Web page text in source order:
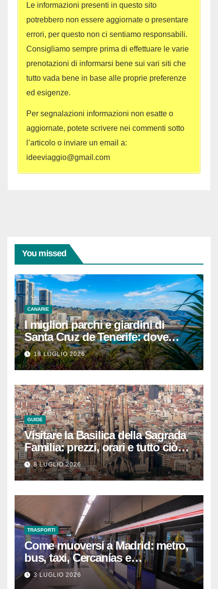
Le informazioni presenti in questo sito
potrebbero non essere aggiornate o presentare
errori, per questo non ci sentiamo responsabili.
Consigliamo sempre prima di effettuare le varie
prenotazioni di informarsi bene sui vari siti che
tutto vada bene in base alle proprie preferenze
ed esigenze.
Per segnalazioni informazioni non esatte o
aggiornate, potete scrivere nei commenti sotto
l’articolo o inviare un email a:
ideeviaggio@gmail.com
You missed
CANARIE
I migliori parchi e giardini di
Santa Cruz de Tenerife: dove
rilassarsi
18 LUGLIO 2026
GUIDE
Visitare la Basilica della Sagrada
Familia: prezzi, orari e tutto ciò
che devi sapere per
un’esperienza indimenticabile
8 LUGLIO 2026
TRASPORTI
Come muoversi a Madrid: metro,
bus, taxi, Cercanías e
abbonamenti turistici
3 LUGLIO 2026